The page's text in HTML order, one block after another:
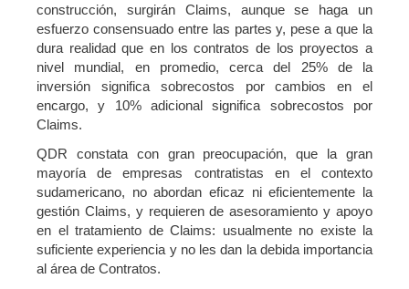
construcción, surgirán Claims, aunque se haga un
esfuerzo consensuado entre las partes y, pese a que la
dura realidad que en los contratos de los proyectos a
nivel mundial, en promedio, cerca del 25% de la
inversión significa sobrecostos por cambios en el
encargo, y 10% adicional significa sobrecostos por
Claims.
QDR constata con gran preocupación, que la gran
mayoría de empresas contratistas en el contexto
sudamericano, no abordan eficaz ni eficientemente la
gestión Claims, y requieren de asesoramiento y apoyo
en el tratamiento de Claims: usualmente no existe la
suficiente experiencia y no les dan la debida importancia
al área de Contratos.